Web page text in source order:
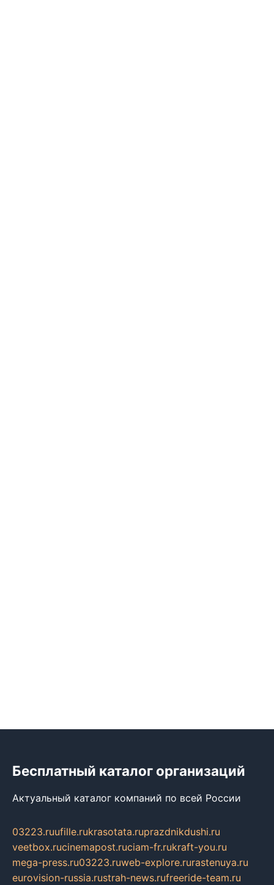
Бесплатный каталог организаций
Актуальный каталог компаний по всей России
03223.ruufille.rukrasotata.ruprazdnikdushi.ru
veetbox.rucinemapost.ruciam-fr.rukraft-you.ru
mega-press.ru03223.ruweb-explore.rurastenuya.ru
eurovision-russia.rustrah-news.rufreeride-team.ru